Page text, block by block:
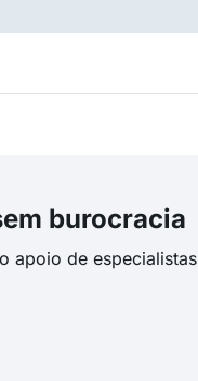
burocracia
apoio de especialistas